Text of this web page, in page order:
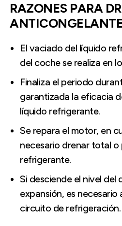
RAZONES PARA
El vaciado del líquido
del coche se realiza en
Finaliza el periodo
garantizada la eficacia
líquido refrigerante.
Se repara el motor, en
necesario drenar total o
refrigerante.
Si desciende el nivel del
expansión, es necesario
circuito de refrigeración.